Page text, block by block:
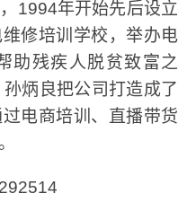
1994年开始先后设立
修培训学校，举办电
助残疾人脱贫致富之
炳良把公司打造成了
电商培训、直播带货